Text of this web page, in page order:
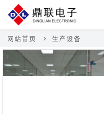
网站首页 生产设备